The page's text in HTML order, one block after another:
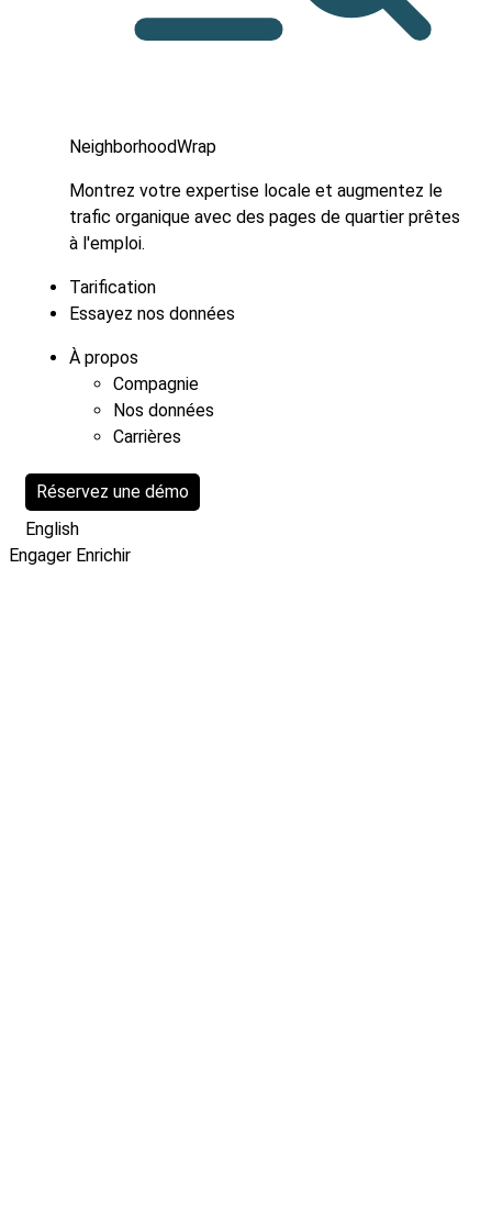
NeighborhoodWrap
Montrez votre expertise locale et augmentez le
trafic organique avec des pages de quartier prêtes
à l'emploi.
Tarification
Essayez nos données
À propos
Compagnie
Nos données
Carrières
Réservez une démo
English
Engager Enrichir